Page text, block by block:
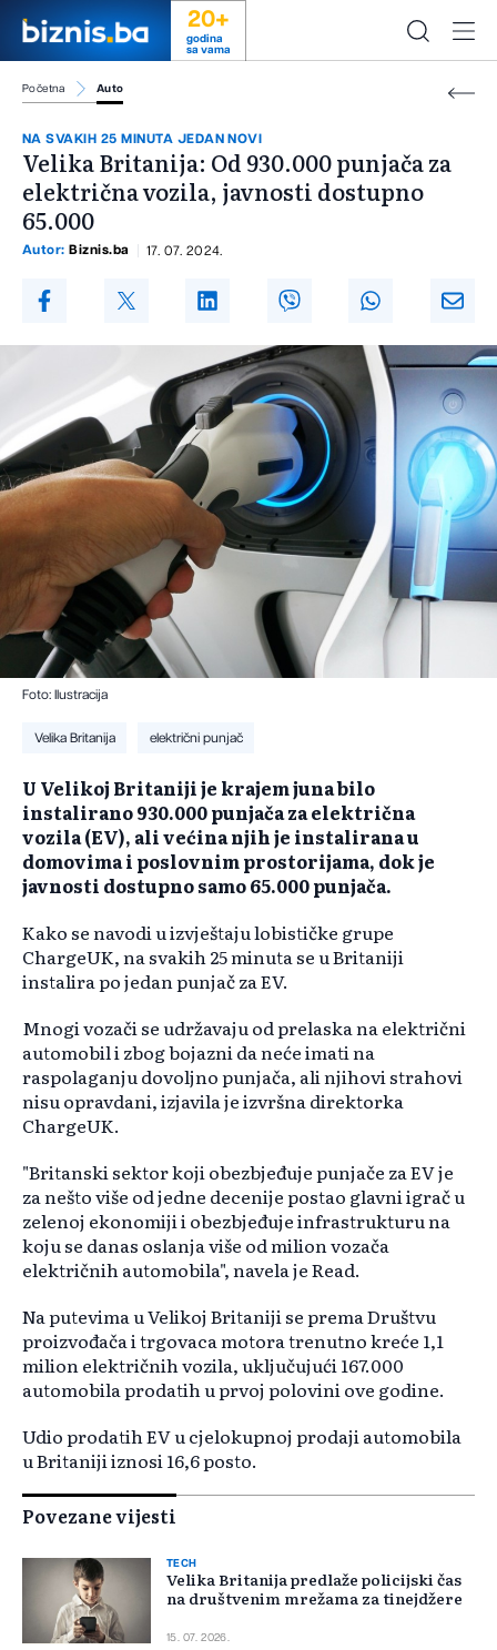
20+
godina
sa vama
Početna Auto
NA SVAKIH 25 MINUTA JEDAN NOVI
Velika Britanija: Od 930.000 punjača za
električna vozila, javnosti dostupno
65.000
Autor: Biznis.ba 17. 07. 2024.
Foto: Ilustracija
Velika Britanija električni punjač
U Velikoj Britaniji je krajem juna bilo
instalirano 930.000 punjača za električna
vozila (EV), ali većina njih je instalirana u
domovima i poslovnim prostorijama, dok je
javnosti dostupno samo 65.000 punjača.
Kako se navodi u izvještaju lobističke grupe
ChargeUK, na svakih 25 minuta se u Britaniji
instalira po jedan punjač za EV.
Mnogi vozači se udržavaju od prelaska na električni
automobil i zbog bojazni da neće imati na
raspolaganju dovoljno punjača, ali njihovi strahovi
nisu opravdani, izjavila je izvršna direktorka
ChargeUK.
"Britanski sektor koji obezbjeđuje punjače za EV je
za nešto više od jedne decenije postao glavni igrač u
zelenoj ekonomiji i obezbjeđuje infrastrukturu na
koju se danas oslanja više od milion vozača
električnih automobila", navela je Read.
Na putevima u Velikoj Britaniji se prema Društvu
proizvođača i trgovaca motora trenutno kreće 1,1
milion električnih vozila, uključujući 167.000
automobila prodatih u prvoj polovini ove godine.
Udio prodatih EV u cjelokupnoj prodaji automobila
u Britaniji iznosi 16,6 posto.
Povezane vijesti
TECH
Velika Britanija predlaže policijski čas
na društvenim mrežama za tinejdžere
15. 07. 2026.